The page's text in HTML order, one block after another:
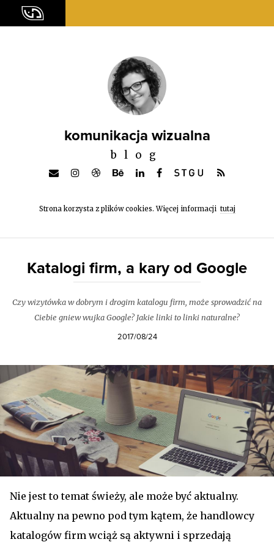
komunikacja wizualna
blog
Strona korzysta z plików cookies. Więcej informacji tutaj
Katalogi firm, a kary od Google
Czy wizytówka w dobrym i drogim katalogu firm, może sprowadzić na
Ciebie gniew wujka Google? Jakie linki to linki naturalne?
2017/08/24
Nie jest to temat świeży, ale może być aktualny.
Aktualny na pewno pod tym kątem, że handlowcy
katalogów firm wciąż są aktywni i sprzedają